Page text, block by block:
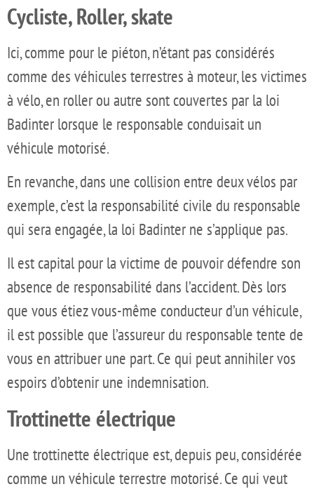
Cycliste, Roller, skate
Ici, comme pour le piéton, n’étant pas considérés
comme des véhicules terrestres à moteur, les victimes
à vélo, en roller ou autre sont couvertes par la loi
Badinter lorsque le responsable conduisait un
véhicule motorisé.
En revanche, dans une collision entre deux vélos par
exemple, c’est la responsabilité civile du responsable
qui sera engagée, la loi Badinter ne s’applique pas.
Il est capital pour la victime de pouvoir défendre son
absence de responsabilité dans l’accident. Dès lors
que vous étiez vous-même conducteur d’un véhicule,
il est possible que l’assureur du responsable tente de
vous en attribuer une part. Ce qui peut annihiler vos
espoirs d’obtenir une indemnisation.
Trottinette électrique
Une trottinette électrique est, depuis peu, considérée
comme un véhicule terrestre motorisé. Ce qui veut